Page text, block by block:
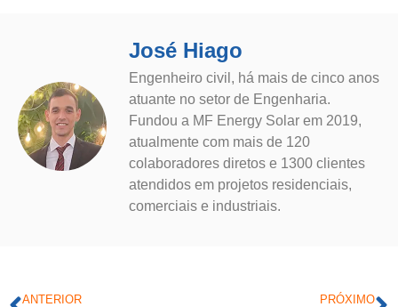
José Hiago
Engenheiro civil, há mais de cinco anos
atuante no setor de Engenharia.
Fundou a MF Energy Solar em 2019,
atualmente com mais de 120
colaboradores diretos e 1300 clientes
atendidos em projetos residenciais,
comerciais e industriais.
ANTERIOR PRÓXIMO